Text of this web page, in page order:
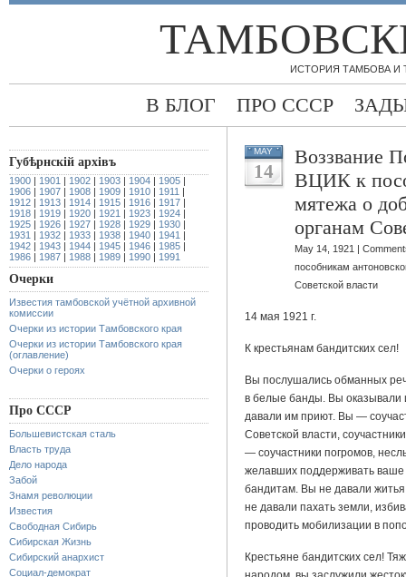
ИСТОРИЯ ТАМБОВА
В БЛОГ ПРО СССР
Губѣрнскiй архiвъ
1900 | 1901 | 1902 | 1903 | 1904 | 1905 |
1906 | 1907 | 1908 | 1909 | 1910 | 1911 |
1912 | 1913 | 1914 | 1915 | 1916 | 1917 |
1918 | 1919 | 1920 | 1921 | 1923 | 1924 |
1925 | 1926 | 1927 | 1928 | 1929 | 1930 |
1931 | 1932 | 1933 | 1938 | 1940 | 1941 |
1942 | 1943 | 1944 | 1945 | 1946 | 1985 |
1986 | 1987 | 1988 | 1989 | 1990 | 1991
Очерки
Известия тамбовской учётной архивной
комиссии
Очерки из истории Тамбовского края
Очерки из истории Тамбовского края
(оглавление)
Очерки о героях
Про СССР
Большевистская сталь
Власть труда
Дело народа
Забой
Знамя революции
Известия
Свободная Сибирь
Сибирская Жизнь
Сибирский анархист
Социал-демократ
MAY
14
Воззвание
ВЦИК к
мятежа о
органам
May 14, 1921 |
пособникам
Советской власти
14 мая 1921 г.
К крестьянам бандитских сел!
Вы послушались обманных
в белые банды. Вы
давали им приют. Вы —
Советской власти,
— соучастники погромов,
желавших поддерживать ваше
бандитам. Вы не давали
не давали пахать земли,
проводить мобилизации в
Крестьяне бандитских сел!